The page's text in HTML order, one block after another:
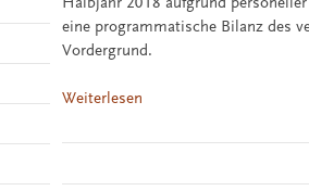
eine programmatische Bilanz des
Vordergrund.
Weiterlesen